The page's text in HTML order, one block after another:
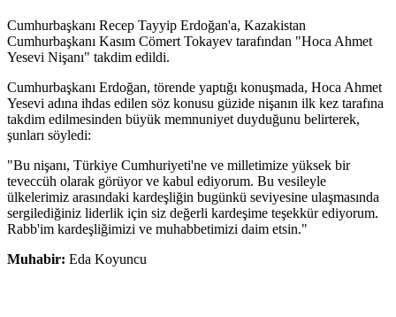
Cumhurbaşkanı Recep Tayyip Erdoğan'a, Kazakistan
Cumhurbaşkanı Kasım Cömert Tokayev tarafından "Hoca Ahmet
Yesevi Nişanı" takdim edildi.
Cumhurbaşkanı Erdoğan, törende yaptığı konuşmada, Hoca Ahmet
Yesevi adına ihdas edilen söz konusu güzide nişanın ilk kez tarafına
takdim edilmesinden büyük memnuniyet duyduğunu belirterek,
şunları söyledi:
"Bu nişanı, Türkiye Cumhuriyeti'ne ve milletimize yüksek bir
teveccüh olarak görüyor ve kabul ediyorum. Bu vesileyle
ülkelerimiz arasındaki kardeşliğin bugünkü seviyesine ulaşmasında
sergilediğiniz liderlik için siz değerli kardeşime teşekkür ediyorum.
Rabb'im kardeşliğimizi ve muhabbetimizi daim etsin."
Muhabir: Eda Koyuncu